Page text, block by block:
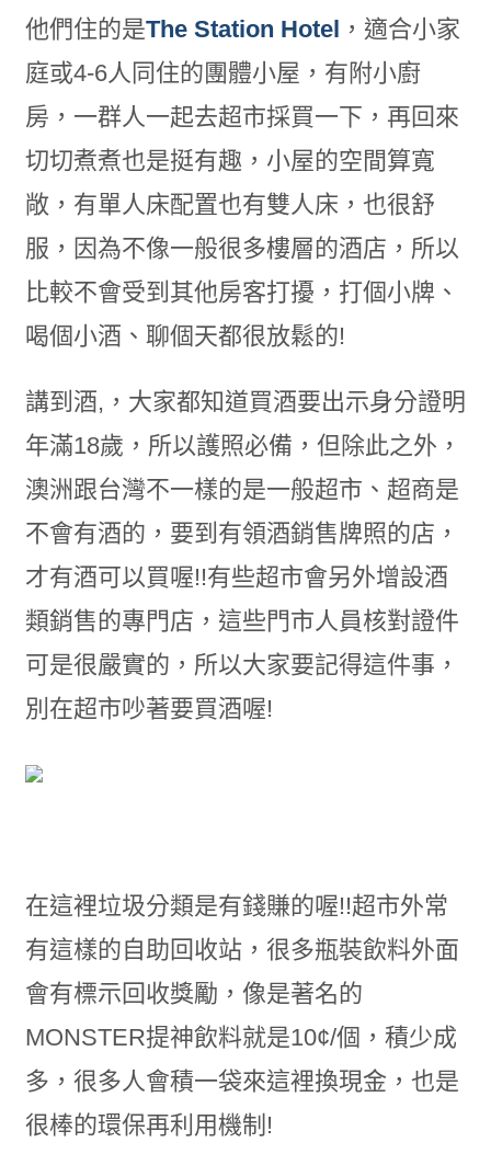
他們住的是The Station Hotel ，適合小家
庭或4-6人同住的團體小屋，有附小廚
房，一群人一起去超市採買一下，再回來
切切煮煮也是挺有趣，小屋的空間算寬
敞，有單人床配置也有雙人床，也很舒
服，因為不像一般很多樓層的酒店，所以
比較不會受到其他房客打擾，打個小牌、
喝個小酒、聊個天都很放鬆的!
講到酒,，大家都知道買酒要出示身分證明
年滿18歲，所以護照必備，但除此之外，
澳洲跟台灣不一樣的是一般超市、超商是
不會有酒的，要到有領酒銷售牌照的店，
才有酒可以買喔!!有些超市會另外增設酒
類銷售的專門店，這些門市人員核對證件
可是很嚴實的，所以大家要記得這件事，
別在超市吵著要買酒喔!
在這裡垃圾分類是有錢賺的喔!!超市外常
有這樣的自助回收站，很多瓶裝飲料外面
會有標示回收獎勵，像是著名的
MONSTER提神飲料就是10¢/個，積少成
多，很多人會積一袋來這裡換現金，也是
很棒的環保再利用機制!